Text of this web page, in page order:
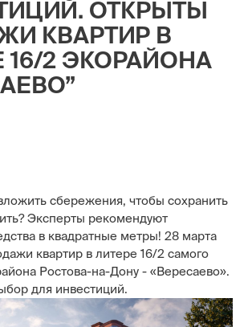
ОТКРЫТЫ
КВАРТИР В
16/2 ЭКОРАЙОНА
сбережения, чтобы сохранить
Эксперты рекомендуют
в квадратные метры! 28 марта
квартир в литере 16/2 самого
Ростова-на-Дону - «Вересаево».
для инвестиций.